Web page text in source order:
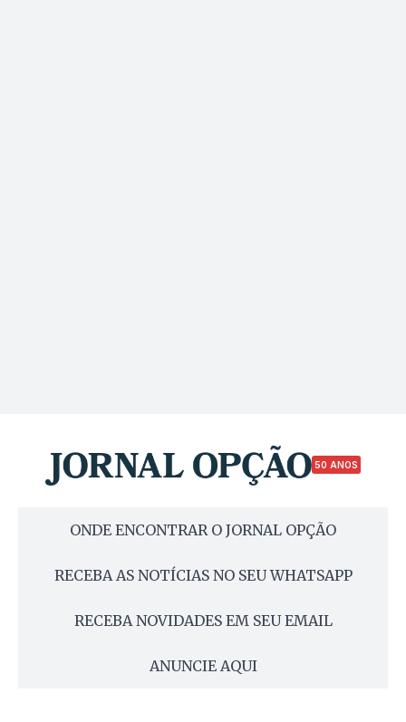
50 ANOS
ONDE ENCONTRAR O JORNAL OPÇÃO
RECEBA AS NOTÍCIAS NO SEU WHATSAPP
RECEBA NOVIDADES EM SEU EMAIL
ANUNCIE AQUI